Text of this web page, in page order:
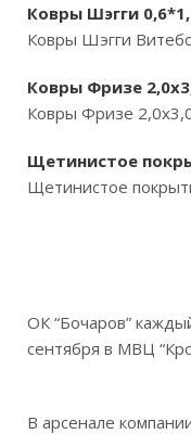
Ковры Шэгги
Ковры Шэгги
Ковры Фризе
Ковры Фризе
Щетинистое
Щетинистое
ОК “Бочаров”
сентября в МВЦ
В арсенале